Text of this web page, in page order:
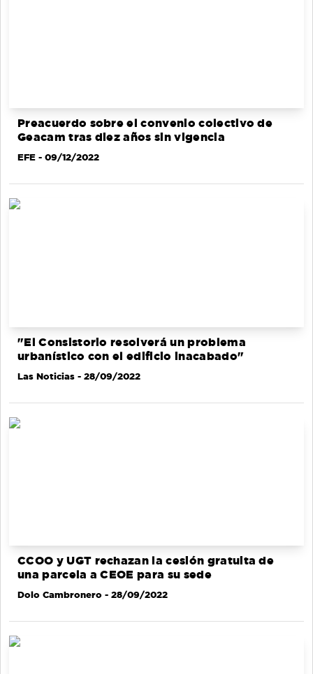
Preacuerdo sobre el convenio colectivo de
Geacam tras diez años sin vigencia
EFE - 09/12/2022
"El Consistorio resolverá un problema
urbanístico con el edificio inacabado"
Las Noticias - 28/09/2022
CCOO y UGT rechazan la cesión gratuita de
una parcela a CEOE para su sede
Dolo Cambronero - 28/09/2022